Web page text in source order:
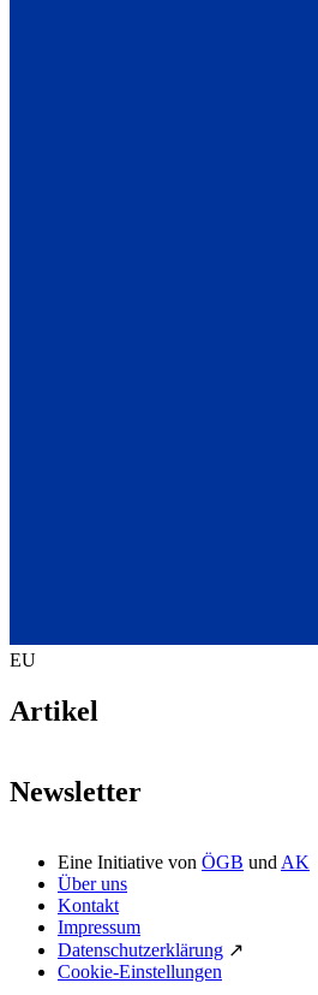
EU
Artikel
Newsletter
Eine Initiative von ÖGB und AK
Über uns
Kontakt
Impressum
Datenschutzerklärung ↗
Cookie-Einstellungen